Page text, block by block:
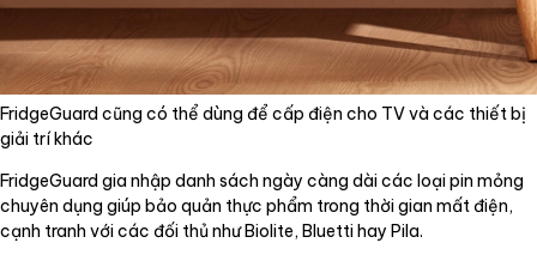
FridgeGuard cũng có thể dùng để cấp điện cho TV và các thiết bị
giải trí khác
FridgeGuard gia nhập danh sách ngày càng dài các loại pin mỏng
chuyên dụng giúp bảo quản thực phẩm trong thời gian mất điện,
cạnh tranh với các đối thủ như Biolite, Bluetti hay Pila.